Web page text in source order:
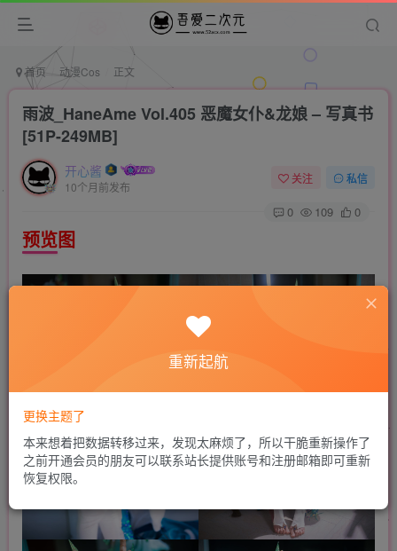
首页 动漫Cos 正文
雨波_HaneAme Vol.405 恶魔女仆&龙娘 – 写真书
[51P-249MB]
开心酱
10个月前发布
关注 私信
0 109 0
预览图
重新起航
更换主题了
本来想着把数据转移过来，发现太麻烦了，所以干脆重新操作了
之前开通会员的朋友可以联系站长提供账号和注册邮箱即可重新
恢复权限。